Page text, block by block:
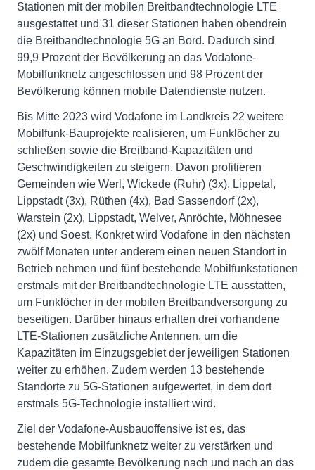
Stationen mit der mobilen Breitbandtechnologie LTE
ausgestattet und 31 dieser Stationen haben obendrein
die Breitbandtechnologie 5G an Bord. Dadurch sind
99,9 Prozent der Bevölkerung an das Vodafone-
Mobilfunknetz angeschlossen und 98 Prozent der
Bevölkerung können mobile Datendienste nutzen.
Bis Mitte 2023 wird Vodafone im Landkreis 22 weitere
Mobilfunk-Bauprojekte realisieren, um Funklöcher zu
schließen sowie die Breitband-Kapazitäten und
Geschwindigkeiten zu steigern. Davon profitieren
Gemeinden wie Werl, Wickede (Ruhr) (3x), Lippetal,
Lippstadt (3x), Rüthen (4x), Bad Sassendorf (2x),
Warstein (2x), Lippstadt, Welver, Anröchte, Möhnesee
(2x) und Soest. Konkret wird Vodafone in den nächsten
zwölf Monaten unter anderem einen neuen Standort in
Betrieb nehmen und fünf bestehende Mobilfunkstationen
erstmals mit der Breitbandtechnologie LTE ausstatten,
um Funklöcher in der mobilen Breitbandversorgung zu
beseitigen. Darüber hinaus erhalten drei vorhandene
LTE-Stationen zusätzliche Antennen, um die
Kapazitäten im Einzugsgebiet der jeweiligen Stationen
weiter zu erhöhen. Zudem werden 13 bestehende
Standorte zu 5G-Stationen aufgewertet, in dem dort
erstmals 5G-Technologie installiert wird.
Ziel der Vodafone-Ausbauoffensive ist es, das
bestehende Mobilfunknetz weiter zu verstärken und
zudem die gesamte Bevölkerung nach und nach an das